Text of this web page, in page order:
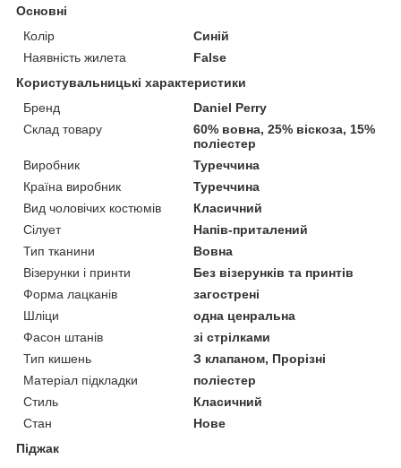
Основні
Колір
Синій
Наявність жилета
False
Користувальницькі характеристики
Бренд
Daniel Perry
Склад товару
60% вовна, 25% віскоза, 15%
поліестер
Виробник
Туреччина
Країна виробник
Туреччина
Вид чоловічих костюмів
Класичний
Сілует
Напів-приталений
Тип тканини
Вовна
Візерунки і принти
Без візерунків та принтів
Форма лацканів
загострені
Шліци
одна ценральна
Фасон штанів
зі стрілками
Тип кишень
З клапаном, Прорізні
Матеріал підкладки
поліестер
Стиль
Класичний
Стан
Нове
Піджак